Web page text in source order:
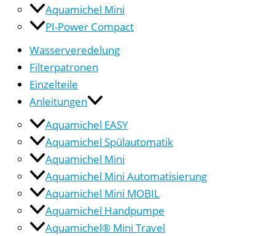
Aquamichel Mini
PI-Power Compact
Wasserveredelung
Filterpatronen
Einzelteile
Anleitungen
Aquamichel EASY
Aquamichel Spülautomatik
Aquamichel Mini
Aquamichel Mini Automatisierung
Aquamichel Mini MOBIL
Aquamichel Handpumpe
Aquamichel® Mini Travel